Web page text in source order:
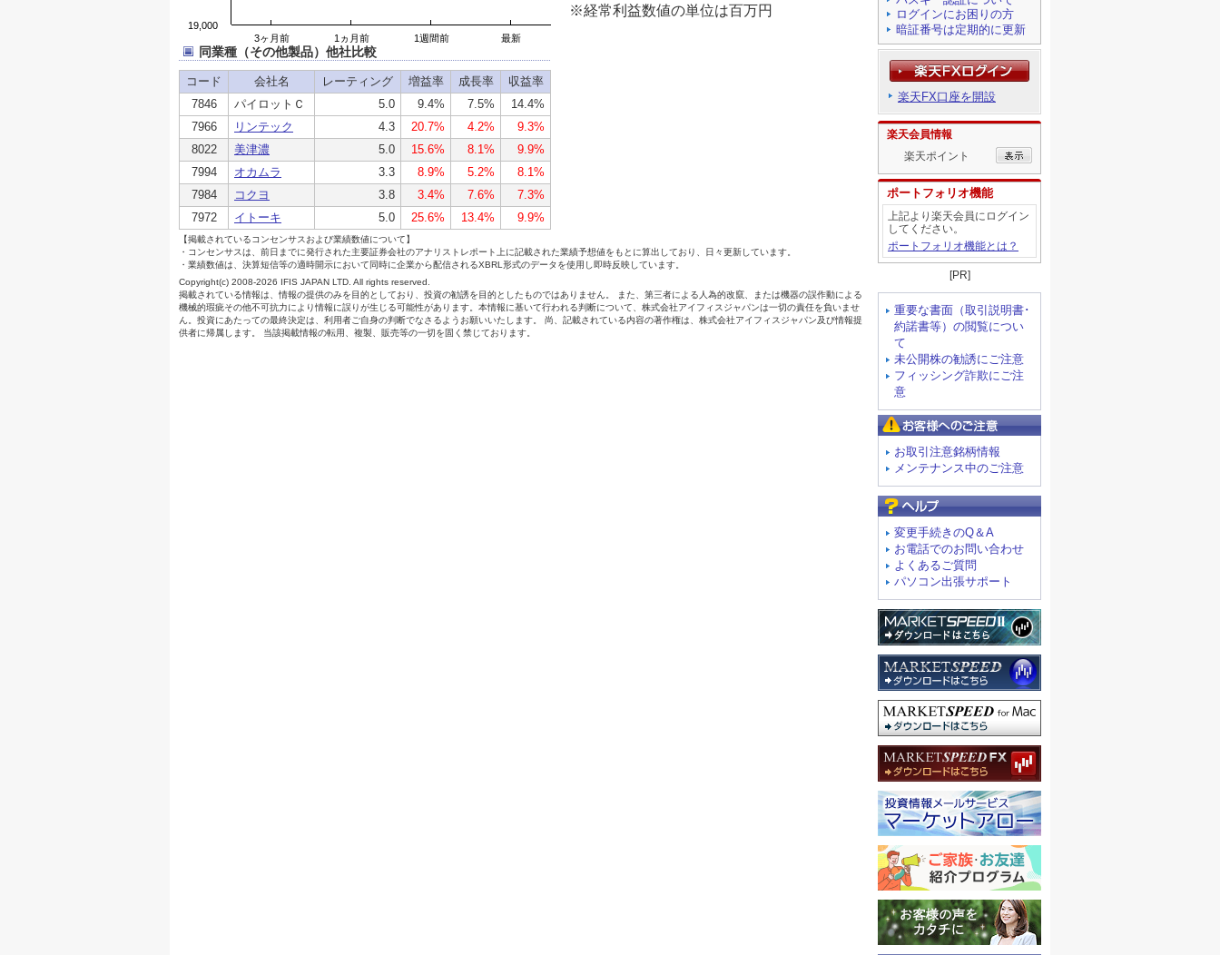
ログインにお困りの方
暗証番号は定期的に更新
楽天FX口座を開設
楽天会員情報
楽天ポイント
ポートフォリオ機能
上記より楽天会員にログイン
してください。
ポートフォリオ機能とは？
[PR]
重要な書面（取引説明書･
約諾書等）の閲覧につい
て
未公開株の勧誘にご注意
フィッシング詐欺にご注
意
お取引注意銘柄情報
メンテナンス中のご注意
変更手続きのQ＆A
お電話でのお問い合わせ
よくあるご質問
パソコン出張サポート